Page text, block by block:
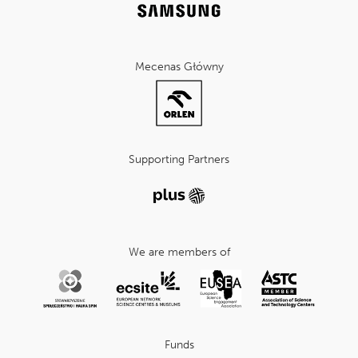
Mecenas Główny
Supporting Partners
We are members of
Funds